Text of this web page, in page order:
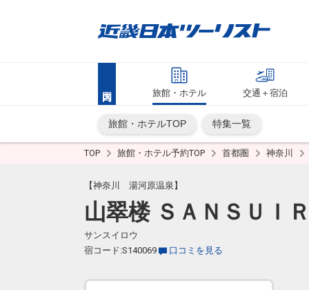
旅館・ホテル 交通＋宿泊
旅館・ホテルTOP 特集一覧
TOP 旅館・ホテル予約TOP 首都圏 神奈川
【神奈川 湯河原温泉】
山翠楼 ＳＡＮＳＵＩ
サンスイロウ
宿コード:S140069
口コミを見る